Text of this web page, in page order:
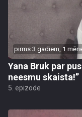
pirms 3 gadiem, 1
Yana Bruk par
neesmu skaista!”
5. epizode